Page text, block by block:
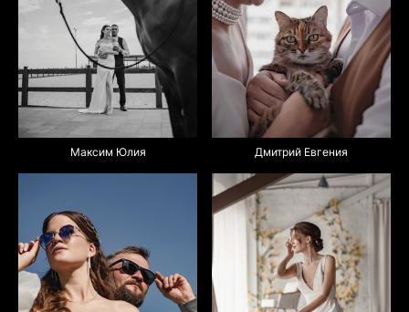
Максим Юлия Дмитрий Евгения